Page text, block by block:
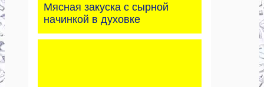
Мясная закуска с сырной
начинкой в духовке